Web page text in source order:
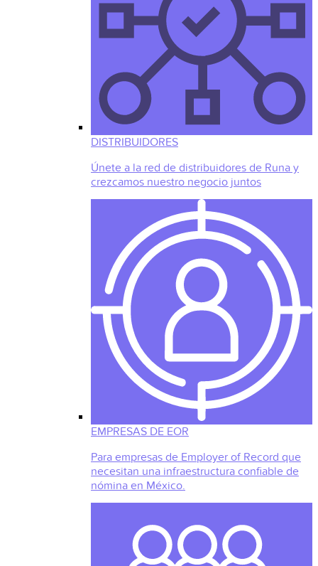
DISTRIBUIDORES
Únete a la red de distribuidores de Runa y
crezcamos nuestro negocio juntos
EMPRESAS DE EOR
Para empresas de Employer of Record que
necesitan una infraestructura confiable de
nómina en México.